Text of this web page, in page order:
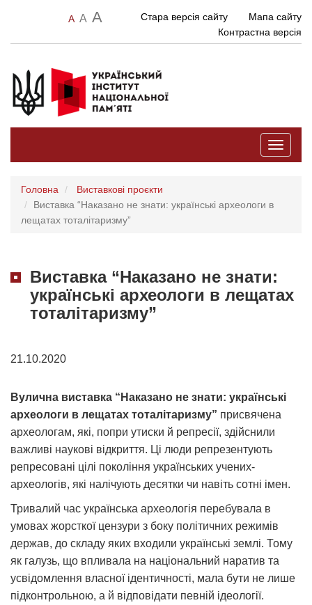
A A A Стара версія сайту
Мапа сайту
Контрастна версія
Toggle
Головна
Виставкові проєкти
Виставка “Наказано не знати: українські археологи в
лещатах тоталітаризму”
Виставка “Наказано не знати:
українські археологи в лещатах
тоталітаризму”
21.10.2020
Вулична виставка “Наказано не знати: українські
археологи в лещатах тоталітаризму” присвячена
археологам, які, попри утиски й репресії, здійснили
важливі наукові відкриття. Ці люди репрезентують
репресовані цілі покоління українських учених-
археологів, які налічують десятки чи навіть сотні імен.
Тривалий час українська археологія перебувала в
умовах жорсткої цензури з боку політичних режимів
держав, до складу яких входили українські землі. Тому
як галузь, що впливала на національний наратив та
усвідомлення власної ідентичності, мала бути не лише
підконтрольною, а й відповідати певній ідеології.